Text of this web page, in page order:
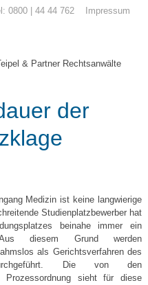
0800 | 44 44 762 Impressum
der
Medizin ist keine langwierige
Studienplatzbewerber hat
beinahe immer ein
diesem Grund werden
als Gerichtsverfahren des
Die von den
Prozessordnung sieht für diese